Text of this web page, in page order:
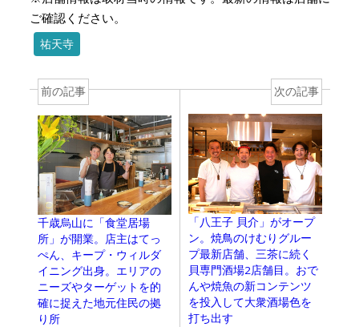
ご確認ください。
祐天寺
前の記事
千歳烏山に「食堂居場
所」が開業。店主はてっ
ぺん、キープ・ウィルダ
イニング出身。エリアの
ニーズやターゲットを的
確に捉えた地元住民の拠
り所
次の記事
「八王子 貝介」がオープ
ン。焼鳥のけむりグルー
プ最新店舗、三茶に続く
貝専門酒場2店舗目。おで
んや焼魚の新コンテンツ
を投入して大衆酒場色を
打ち出す